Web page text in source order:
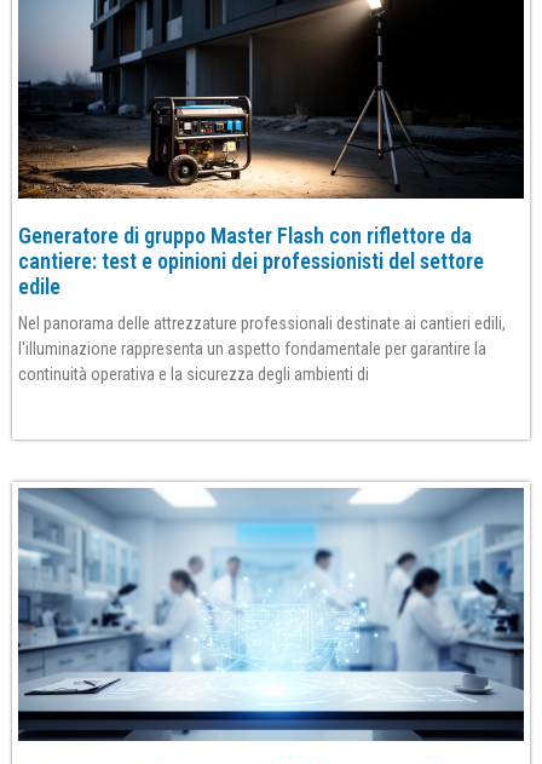
Generatore di gruppo Master Flash con riflettore da
cantiere: test e opinioni dei professionisti del settore
edile
Nel panorama delle attrezzature professionali destinate ai cantieri edili,
l'illuminazione rappresenta un aspetto fondamentale per garantire la
continuità operativa e la sicurezza degli ambienti di